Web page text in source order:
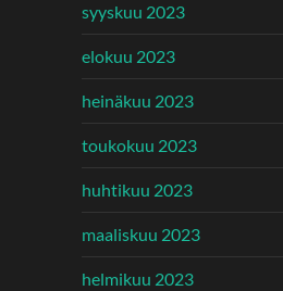
syyskuu 2023
elokuu 2023
heinäkuu 2023
toukokuu 2023
huhtikuu 2023
maaliskuu 2023
helmikuu 2023